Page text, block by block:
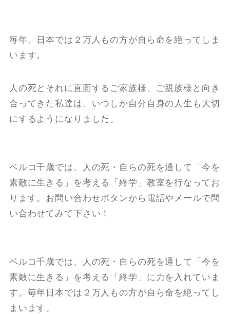
毎年、日本では２万人もの方が自ら命を絶ってしま
います。
人の死とそれに直面するご家族様、ご親族様と向き
合ってきた私達は、いつしか自分自身の人生も大切
にするようになりました。
ベルコ千歳では、人の死・自らの死を通して「今を
素敵に生きる」を考える「終学」教室を行なってお
ります。お問い合わせボタンから電話やメールで問
い合わせてみて下さい！
ベルコ千歳では、人の死・自らの死を通して「今を
素敵に生きる」を考える「終学」に力を入れていま
す。毎年日本では２万人もの方が自ら命を絶ってし
まいます。